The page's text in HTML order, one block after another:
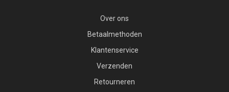
Over ons
Betaalmethoden
Klantenservice
Verzenden
Retourneren